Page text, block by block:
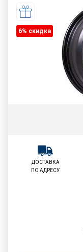
6% cкидка
ДОСТАВКА
ПО АДРЕСУ